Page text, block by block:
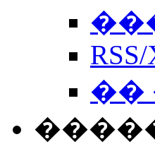
��